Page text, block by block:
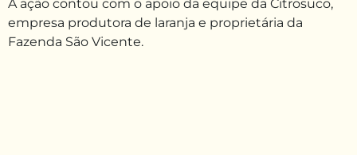
A ação contou com o apoio da equipe da Citrosuco,
empresa produtora de laranja e proprietária da
Fazenda São Vicente.